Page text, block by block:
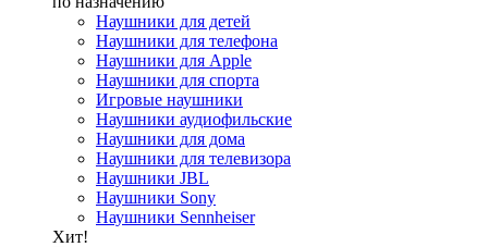
Наушники для детей
Наушники для телефона
Наушники для Apple
Наушники для спорта
Игровые наушники
Наушники аудиофильские
Наушники для дома
Наушники для телевизора
Наушники JBL
Наушники Sony
Наушники Sennheiser
Хит!